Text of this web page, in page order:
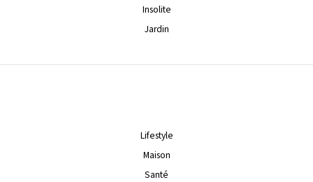
Insolite
Jardin
Lifestyle
Maison
Santé